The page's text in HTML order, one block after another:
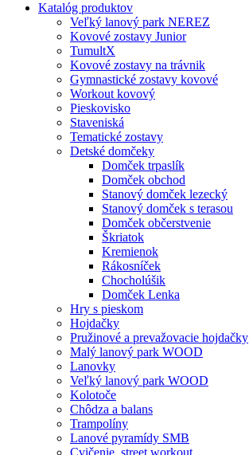
Katalóg produktov
Veľký lanový park NEREZ
Kovové zostavy Junior
TumultX
Kovové zostavy na trávnik
Gymnastické zostavy kovové
Workout kovový
Pieskovisko
Staveniská
Tematické zostavy
Detské domčeky
Domček trpaslík
Domček obchod
Stanový domček lezecký
Stanový domček s terasou
Domček občerstvenie
Škriatok
Kremienok
Rákosníček
Chocholúšik
Domček Lenka
Hry s pieskom
Hojdačky
Pružinové a prevažovacie hojdačky
Malý lanový park WOOD
Lanovky
Veľký lanový park WOOD
Kolotoče
Chôdza a balans
Trampolíny
Lanové pyramídy SMB